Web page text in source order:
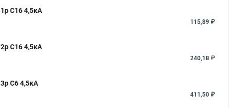
C16 4,5кА
115,89 ₽
C16 4,5кА
240,18 ₽
C6 4,5кА
411,50 ₽